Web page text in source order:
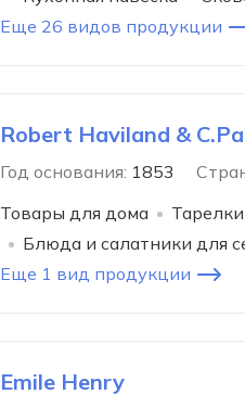
Еще 26 видов продукции
Robert Haviland &
Год основания: 1853
Товары для дома
Тарелки
Блюда и салатники для
Еще 1 вид продукции
Emile Henry